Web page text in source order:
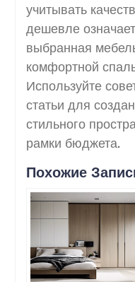
учитывать
дешевле
выбранная
комфортной
Используйте
статьи для
стильного
рамки бюджета.
Похожие